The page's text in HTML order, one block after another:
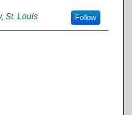
St. Louis Follow